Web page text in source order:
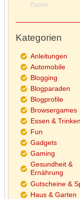
Daniel
Kategorien
Anleitungen
Automobile
Blogging
Blogparaden
Blogprofile
Browsergames
Essen & Trinken
Fun
Gadgets
Gaming
Gesundheit &
Ernährung
Gutscheine &
Haus & Garten